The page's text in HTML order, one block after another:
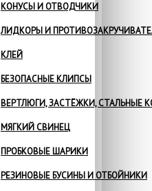
КОНУСЫ И ОТВОДЧИКИ
ЛИДКОРЫ И
КЛЕЙ
БЕЗОПАСНЫЕ КЛИПСЫ
ВЕРТЛЮГИ, ЗАСТЁЖКИ, СТАЛЬНЫЕ
МЯГКИЙ СВИНЕЦ
ПРОБКОВЫЕ ШАРИКИ
РЕЗИНОВЫЕ БУСИНЫ И ОТБОЙНИКИ